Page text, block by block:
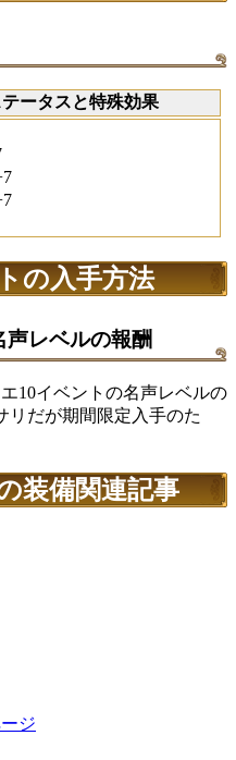
テータスと特殊効果
の入手方法
声レベルの報酬
10イベントの名声レベルの
リだが期間限定入手のた
装備関連記事
ジ